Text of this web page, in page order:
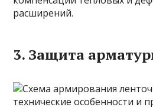
расширений.
3. Защита